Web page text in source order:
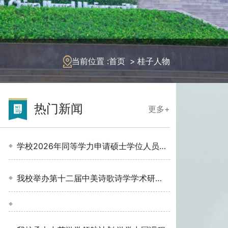
当前位置 :首页 > 桂子人物
热门新闻 更多+
学校2026年同等学力申请硕士学位人员开
学典
我校举办第十二届中美诗歌诗学学术研讨
会